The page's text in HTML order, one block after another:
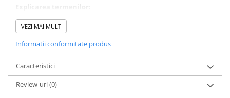
Back to wall:obiectele se muleaza perfect pe perete fiind frezate
la 90°, astfel se reduc considerabil depunerile de impuritati
Brandul Fluminia este recunoscut pentru diversitatea lavoarelor,
oglinzilor si a ventilelor. Lavoarele sunt fabricate din ceramica
calitativa, iar toate oglinzile dispun de iluminare LED cu butoane
VEZI MAI MULT
Informatii conformitate produs
Caracteristici
Review-uri(0)